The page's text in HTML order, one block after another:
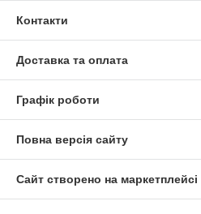
Контакти
Доставка та оплата
Графік роботи
Повна версія сайту
Сайт створено на маркетплейсі